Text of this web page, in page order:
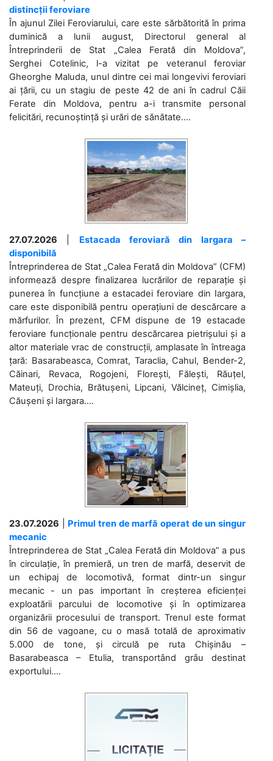
distincții feroviare
În ajunul Zilei Feroviarului, care este sărbătorită în prima
duminică a lunii august, Directorul general al
Întreprinderii de Stat „Calea Ferată din Moldova”,
Serghei Cotelinic, l-a vizitat pe veteranul feroviar
Gheorghe Maluda, unul dintre cei mai longevivi feroviari
ai țării, cu un stagiu de peste 42 de ani în cadrul Căii
Ferate din Moldova, pentru a-i transmite personal
felicitări, recunoștință și urări de sănătate....
27.07.2026
Estacada feroviară din Iargara –
disponibilă
Întreprinderea de Stat „Calea Ferată din Moldova” (CFM)
informează despre finalizarea lucrărilor de reparație și
punerea în funcțiune a estacadei feroviare din Iargara,
care este disponibilă pentru operațiuni de descărcare a
mărfurilor. În prezent, CFM dispune de 19 estacade
feroviare funcționale pentru descărcarea pietrișului și a
altor materiale vrac de construcții, amplasate în întreaga
țară: Basarabeasca, Comrat, Taraclia, Cahul, Bender-2,
Căinari, Revaca, Rogojeni, Florești, Fălești, Răuțel,
Mateuți, Drochia, Brătușeni, Lipcani, Vălcineț, Cimișlia,
Căușeni și Iargara....
23.07.2026
Primul tren de marfă operat de un singur
mecanic
Întreprinderea de Stat „Calea Ferată din Moldova” a pus
în circulație, în premieră, un tren de marfă, deservit de
un echipaj de locomotivă, format dintr-un singur
mecanic - un pas important în creșterea eficienței
exploatării parcului de locomotive și în optimizarea
organizării procesului de transport. Trenul este format
din 56 de vagoane, cu o masă totală de aproximativ
5.000 de tone, și circulă pe ruta Chișinău –
Basarabeasca – Etulia, transportând grâu destinat
exportului....